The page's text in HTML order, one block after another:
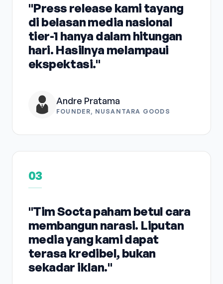
"Press release kami tayang
di belasan media nasional
tier-1 hanya dalam hitungan
hari. Hasilnya melampaui
ekspektasi."
Andre Pratama
FOUNDER, NUSANTARA GOODS
03
"Tim Socta paham betul cara
membangun narasi. Liputan
media yang kami dapat
terasa kredibel, bukan
sekadar iklan."